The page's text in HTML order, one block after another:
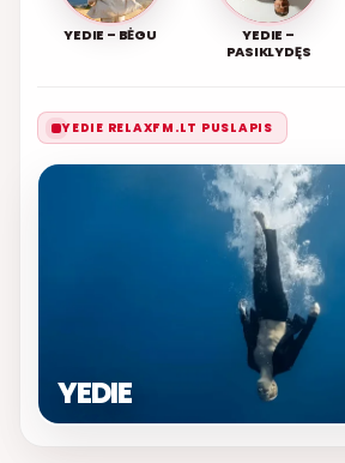
YEDIE – BĖGU
YEDIE –
PASIKLYDĘS
YEDIE RELAXFM.LT PUSLAPIS
YEDIE